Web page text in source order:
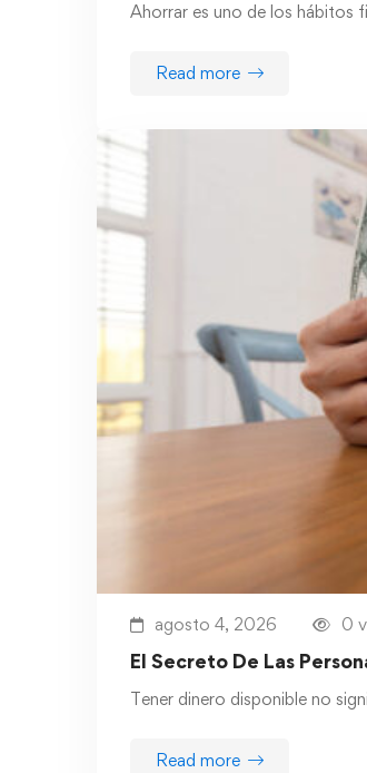
Ahorrar es uno de los hábitos
Read more
agosto 4, 2026 0
El Secreto De Las
Tener dinero disponible no
Read more